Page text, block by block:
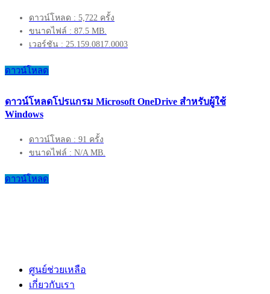
ดาวน์โหลด : 5,722 ครั้ง
ขนาดไฟล์ : 87.5 MB.
เวอร์ชัน : 25.159.0817.0003
ดาวน์โหลด
ดาวน์โหลดโปรแกรม Microsoft OneDrive สำหรับผู้ใช้
Windows
ดาวน์โหลด : 91 ครั้ง
ขนาดไฟล์ : N/A MB.
ดาวน์โหลด
ศูนย์ช่วยเหลือ
เกี่ยวกับเรา